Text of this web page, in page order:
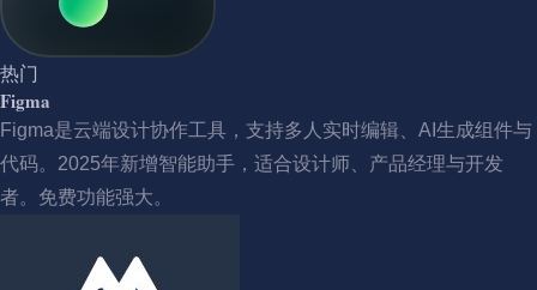
热门
Figma
Figma是云端设计协作工具，支持多人实时编辑、AI生成组件与
代码。2025年新增智能助手，适合设计师、产品经理与开发
者。免费功能强大。